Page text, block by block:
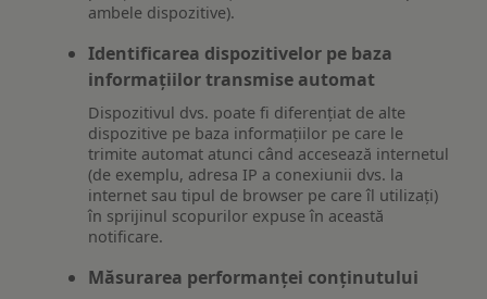
ambele dispozitive).
Identificarea dispozitivelor pe baza
informațiilor transmise automat
Dispozitivul dvs. poate fi diferențiat de alte
dispozitive pe baza informațiilor pe care le
trimite automat atunci când accesează internetul
(de exemplu, adresa IP a conexiunii dvs. la
internet sau tipul de browser pe care îl utilizați)
în sprijinul scopurilor expuse în această
notificare.
Măsurarea performanței conținutului